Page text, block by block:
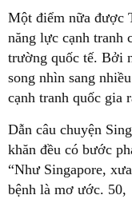
Một điểm nữa được
năng lực cạnh tranh
trường quốc tế. Bởi
song nhìn sang
cạnh tranh quốc gia
Dẫn câu chuyện
khăn đều có bước
“Như Singapore,
bệnh là mơ ước.